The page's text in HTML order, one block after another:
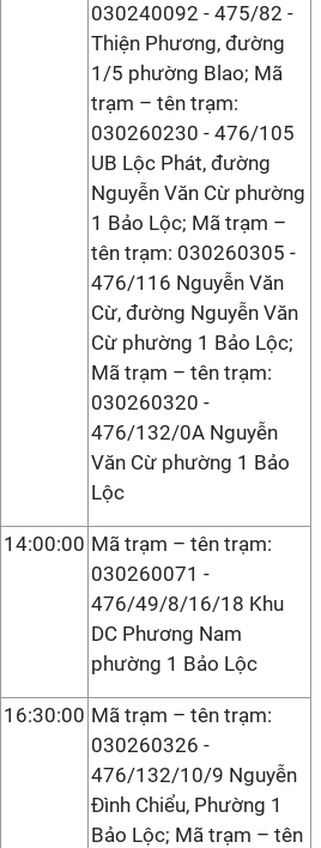
030240092 - 475/82 -
Thiện Phương, đường
1/5 phường Blao; Mã
trạm – tên trạm:
030260230 - 476/105
UB Lộc Phát, đường
Nguyễn Văn Cừ phường
1 Bảo Lộc; Mã trạm –
tên trạm: 030260305 -
476/116 Nguyễn Văn
Cừ, đường Nguyễn Văn
Cừ phường 1 Bảo Lộc;
Mã trạm – tên trạm:
030260320 -
476/132/0A Nguyễn
Văn Cừ phường 1 Bảo
Lộc
14:00:00 Mã trạm – tên trạm:
030260071 -
476/49/8/16/18 Khu
DC Phương Nam
phường 1 Bảo Lộc
16:30:00 Mã trạm – tên trạm:
030260326 -
476/132/10/9 Nguyễn
Đình Chiểu, Phường 1
Bảo Lộc; Mã trạm – tên